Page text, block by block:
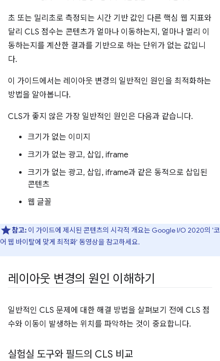
초 또는 밀리초로 측정되는 시간 기반 값인 다른 핵심 웹 지표와
달리 CLS 점수는 콘텐츠가 얼마나 이동하는지, 얼마나 멀리 이
동하는지를 계산한 결과를 기반으로 하는 단위가 없는 값입니
다.
이 가이드에서는 레이아웃 변경의 일반적인 원인을 최적화하는
방법을 알아봅니다.
CLS가 좋지 않은 가장 일반적인 원인은 다음과 같습니다.
크기가 없는 이미지
크기가 없는 광고, 삽입, iframe
크기가 없는 광고, 삽입, iframe과 같은 동적으로 삽입된
콘텐츠
웹 글꼴
참고: 이 가이드에 제시된 콘텐츠의 시각적 개요는 Google I/O 2020의 '코
어 웹 바이탈에 맞게 최적화' 동영상을 참고하세요.
레이아웃 변경의 원인 이해하기
일반적인 CLS 문제에 대한 해결 방법을 살펴보기 전에 CLS 점
수와 이동이 발생하는 위치를 파악하는 것이 중요합니다.
실험실 도구와 필드의 CLS 비교